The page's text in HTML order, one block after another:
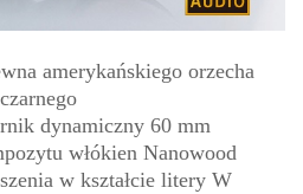
amerykańskiego orzecha
czarnego
dynamiczny 60 mm
włókien Nanowood
w kształcie litery W